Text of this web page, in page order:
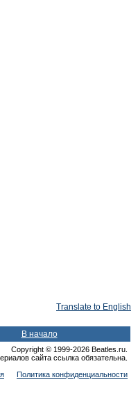
Translate to English
В начало
Copyright © 1999-2026 Beatles.ru.
сайта ссылка обязательна.
Политика конфиденциальности